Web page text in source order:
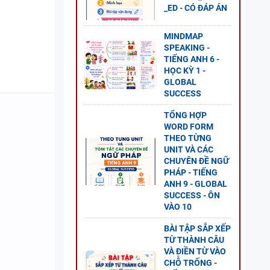
_ED - CÓ ĐÁP ÁN
MINDMAP
SPEAKING -
TIẾNG ANH 6 -
HỌC KỲ 1 -
GLOBAL
SUCCESS
TỔNG HỢP
WORD FORM
THEO TỪNG
UNIT VÀ CÁC
CHUYÊN ĐỀ NGỮ
PHÁP - TIẾNG
ANH 9 - GLOBAL
SUCCESS - ÔN
VÀO 10
BÀI TẬP SẮP XẾP
TỪ THÀNH CÂU
VÀ ĐIỀN TỪ VÀO
CHỖ TRỐNG -